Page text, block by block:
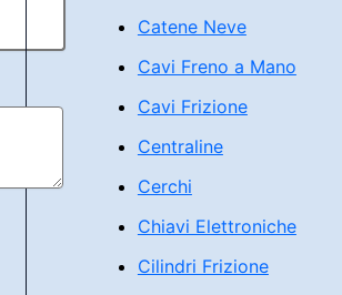
Catene Neve
Cavi Freno a Mano
Cavi Frizione
Centraline
Cerchi
Chiavi Elettroniche
Cilindri Frizione